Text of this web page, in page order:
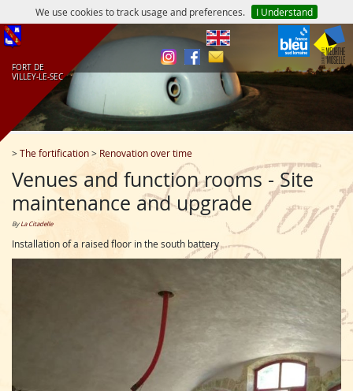
We use cookies to track usage and preferences. I Understand
FORT DE
VILLEY‑LE‑SEC
en
>The fortification> Renovation over time
Venues and function rooms - Site
maintenance and upgrade
by La Citadelle
Installation of a raised floor in the south battery